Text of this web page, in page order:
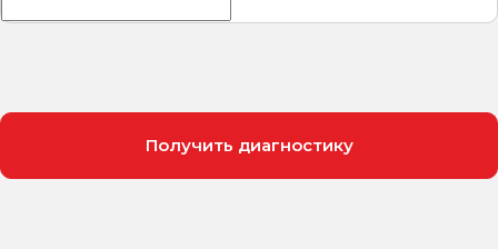
Получить диагностику